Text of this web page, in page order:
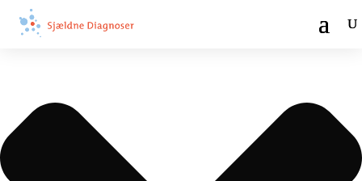
Administrer samtykke til cookies